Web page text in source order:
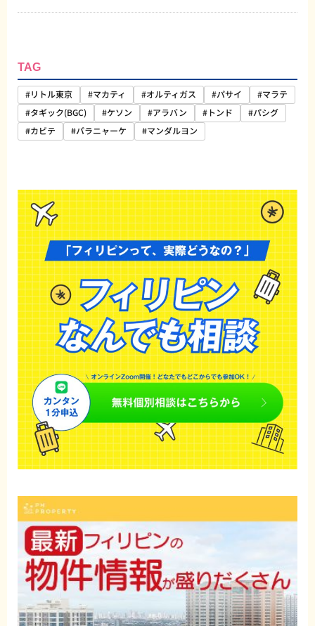
TAG
#リトル東京 #マカティ #オルティガス #パサイ
#マラテ
#タギック(BGC)
#ケソン #アラバン #トンド
#パシグ
#カビテ
#パラニャーケ #マンダルヨン